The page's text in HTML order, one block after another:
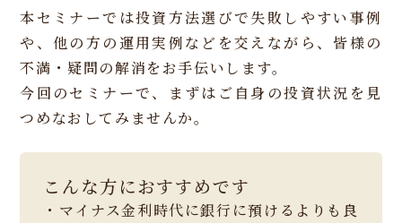
本セミナーでは投資方法選びで失敗しやすい事例
や、他の方の運用実例などを交えながら、皆様の
不満・疑問の解消をお手伝いします。
今回のセミナーで、まずはご自身の投資状況を見
つめなおしてみませんか。
こんな方におすすめです
・マイナス金利時代に銀行に預けるよりも良